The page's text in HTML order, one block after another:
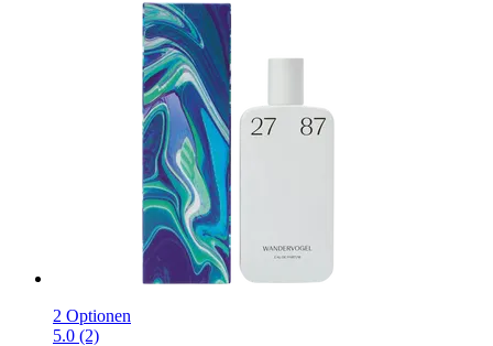
2 Optionen
5.0 (2)